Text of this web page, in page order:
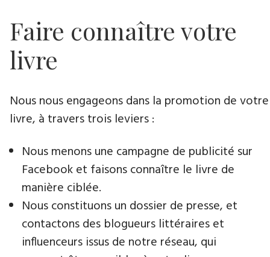
Faire connaître votre
livre
Nous nous engageons dans la promotion de votre
livre, à travers trois leviers :
Nous menons une campagne de publicité sur
Facebook et faisons connaître le livre de
manière ciblée.
Nous constituons un dossier de presse, et
contactons des blogueurs littéraires et
influenceurs issus de notre réseau, qui